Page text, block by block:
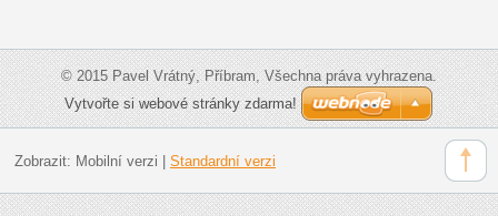
© 2015 Pavel Vrátný, Příbram, Všechna práva vyhrazena.
Vytvořte si webové stránky zdarma!
Zobrazit: Mobilní verzi Standardní verzi